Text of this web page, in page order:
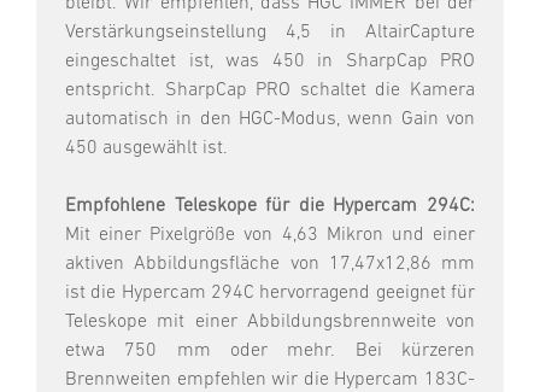
bleibt. Wir empfehlen, dass HGC IMMER bei der
Verstärkungseinstellung 4,5 in AltairCapture
eingeschaltet ist, was 450 in SharpCap PRO
entspricht. SharpCap PRO schaltet die Kamera
automatisch in den HGC-Modus, wenn Gain von
450 ausgewählt ist.
Empfohlene Teleskope für die Hypercam 294C:
Mit einer Pixelgröße von 4,63 Mikron und einer
aktiven Abbildungsfläche von 17,47x12,86 mm
ist die Hypercam 294C hervorragend geeignet für
Teleskope mit einer Abbildungsbrennweite von
etwa 750 mm oder mehr. Bei kürzeren
Brennweiten empfehlen wir die Hypercam 183C-